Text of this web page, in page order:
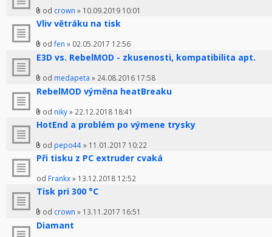
od crown » 10.09.2019 10:01
Vliv větráku na tisk
od fen » 02.05.2017 12:56
E3D vs. RebelMOD - zkusenosti, kompatibilita apt.
od medapeta » 24.08.2016 17:58
RebelMOD výměna heatBreaku
od niky» 22.12.2018 18:41
HotEnd a problém po výmene trysky
od pepo44» 11.01.2017 10:22
Při tisku z PC extruder cvaká
od Frankx» 13.12.2018 12:52
Tisk pri 300 °C
od crown » 13.11.2017 16:51
Diamant